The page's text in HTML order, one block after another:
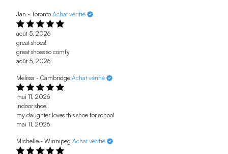
Jan - Toronto Achat vérifié
août 5, 2026
great shoes!
great shoes so comfy
août 5, 2026
Melissa - Cambridge Achat vérifié
mai 11, 2026
indoor shoe
my daughter loves this shoe for school
mai 11, 2026
Michelle - Winnipeg Achat vérifié